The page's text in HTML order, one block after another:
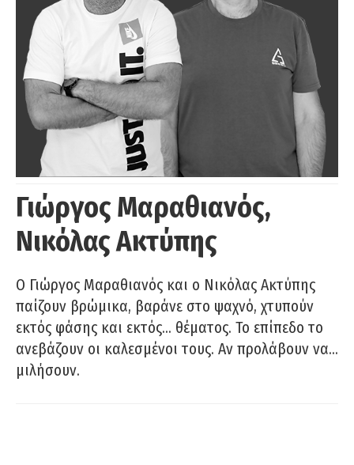
Γιώργος Μαραθιανός,
Νικόλας Ακτύπης
Ο Γιώργος Μαραθιανός και ο Νικόλας Ακτύπης
παίζουν βρώμικα, βαράνε στο ψαχνό, χτυπούν
εκτός φάσης και εκτός… θέματος. Το επίπεδο το
ανεβάζουν οι καλεσμένοι τους. Αν προλάβουν να…
μιλήσουν.